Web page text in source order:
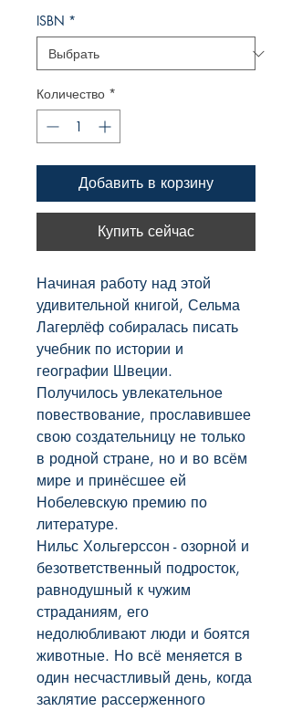
ISBN *
Количество *
Добавить в корзину
Купить сейчас
Начиная работу над этой
удивительной книгой, Сельма
Лагерлёф собиралась писать
учебник по истории и
географии Швеции.
Получилось увлекательное
повествование, прославившее
свою создательницу не только
в родной стране, но и во всём
мире и принёсшее ей
Нобелевскую премию по
литературе.
Нильс Хольгерссон - озорной и
безответственный подросток,
равнодушный к чужим
страданиям, его
недолюбливают люди и боятся
животные. Но всё меняется в
один несчастливый день, когда
заклятие рассерженного